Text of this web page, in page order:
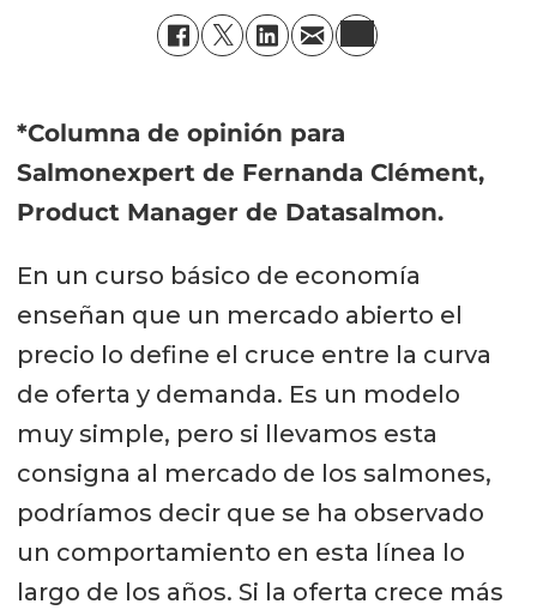
*Columna de opinión para
Salmonexpert de Fernanda Clément,
Product Manager de Datasalmon.
En un curso básico de economía
enseñan que un mercado abierto el
precio lo define el cruce entre la curva
de oferta y demanda. Es un modelo
muy simple, pero si llevamos esta
consigna al mercado de los salmones,
podríamos decir que se ha observado
un comportamiento en esta línea lo
largo de los años. Si la oferta crece más